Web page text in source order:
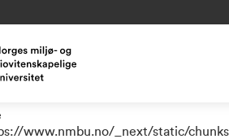
e.replaceAll is
www.nmbu.no/_next/static/chunks/
www.nmbu.no/_next/static/